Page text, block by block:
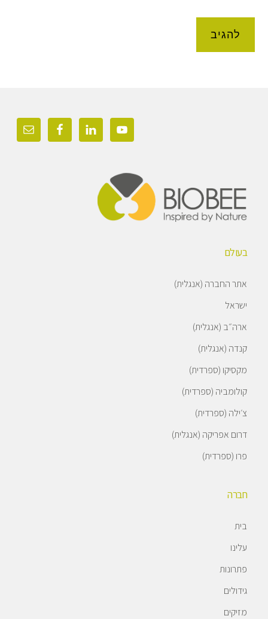
בעולם
אתר החברה (אנגלית)
ישראל
ארה״ב (אנגלית)
קנדה (אנגלית)
מקסיקו (ספרדית)
קולומביה (ספרדית)
צ׳ילה (ספרדית)
דרום אפריקה (אנגלית)
פרו (ספרדית)
חברה
בית
עלינו
פתרונות
גידולים
מזיקים